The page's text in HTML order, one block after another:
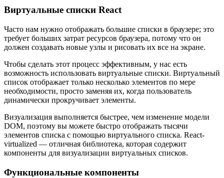
Виртуальные списки React
Часто нам нужно отображать большие списки в браузере; это
требует больших затрат ресурсов браузера, потому что он
должен создавать новые узлы и рисовать их все на экране.
Чтобы сделать этот процесс эффективным, у нас есть
возможность использовать виртуальные списки. Виртуальный
список отображает только несколько элементов по мере
необходимости, просто заменяя их, когда пользователь
динамически прокручивает элементы.
Визуализация выполняется быстрее, чем изменение модели
DOM, поэтому вы можете быстро отображать тысячи
элементов списка с помощью виртуального списка. React-
virtualized — отличная библиотека, которая содержит
компоненты для визуализации виртуальных списков.
Функциональные компоненты